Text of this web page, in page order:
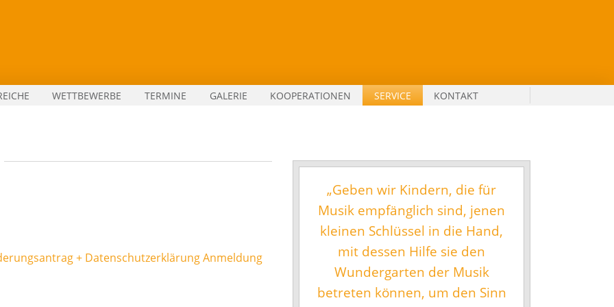
WETTBEWERBE TERMINE GALERIE KOOPERATIONEN SERVICE KONTAKT
+ Datenschutzerklärung Anmeldung
„Geben wir Kindern, die für
Musik empfänglich sind, jenen
kleinen Schlüssel in die Hand,
mit dessen Hilfe sie den
Wundergarten der Musik
betreten können, um den Sinn